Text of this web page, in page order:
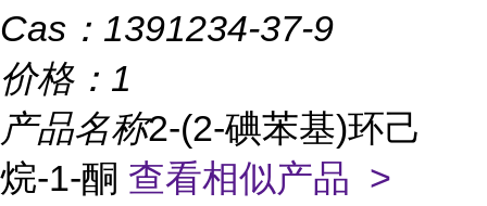
Cas： 1391234-37-9
价格： 1
产品名称2-(2-碘苯基)环己
烷-1-酮 查看相似产品 >